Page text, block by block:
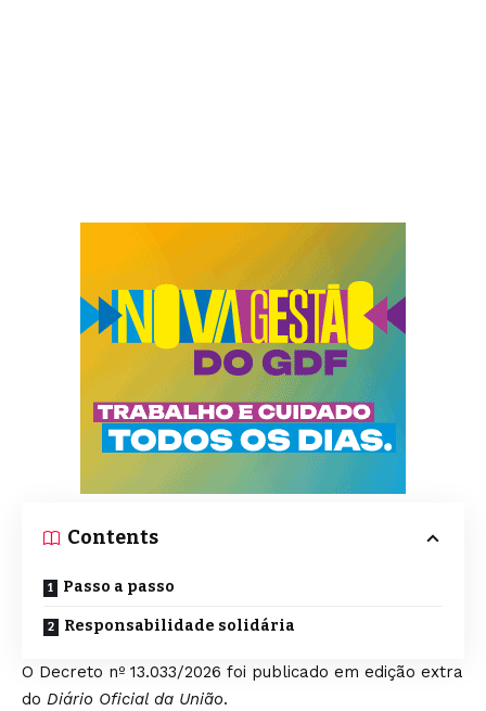
Contents
Passo a passo
Responsabilidade solidária
O Decreto nº 13.033/2026 foi publicado em edição extra
do Diário Oficial da União.